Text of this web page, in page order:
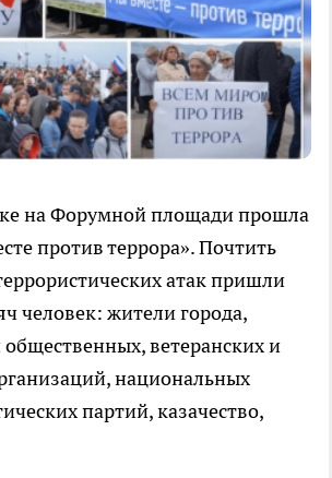
на Форумной площади прошла
против террора». Почтить
атак пришли
человек: жители города,
общественных, ветеранских и
национальных
партий, казачество,